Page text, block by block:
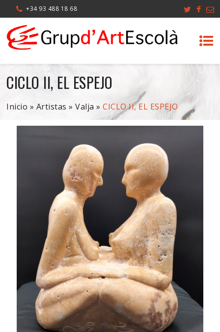
+34 93 488 18 68
CICLO II, EL ESPEJO
Inicio » Artistas »Valja »CICLO II, EL ESPEJO